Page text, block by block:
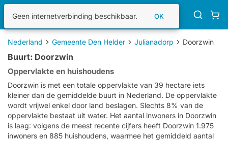
KadastraleKaart.com
Nederland Gemeente Den Helder Julianadorp Doorzwin
Buurt: Doorzwin
Oppervlakte en huishoudens
Doorzwin is met een totale oppervlakte van 39 hectare iets
kleiner dan de gemiddelde buurt in Nederland. De oppervlakte
wordt vrijwel enkel door land beslagen. Slechts 8% van de
oppervlakte bestaat uit water. Het aantal inwoners in Doorzwin
is laag: volgens de meest recente cijfers heeft Doorzwin 1.975
inwoners en 885 huishoudens, waarmee het gemiddeld aantal
Geen internetverbinding beschikbaar. OK